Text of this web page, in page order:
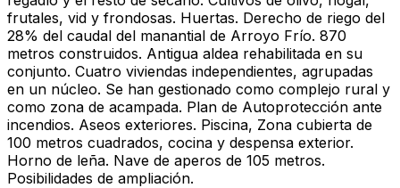
frutales, vid y frondosas. Huertas. Derecho de riego del
28% del caudal del manantial de Arroyo Frío. 870
metros construidos. Antigua aldea rehabilitada en su
conjunto. Cuatro viviendas independientes, agrupadas
en un núcleo. Se han gestionado como complejo rural y
como zona de acampada. Plan de Autoprotección ante
incendios. Aseos exteriores. Piscina, Zona cubierta de
100 metros cuadrados, cocina y despensa exterior.
Horno de leña. Nave de aperos de 105 metros.
Posibilidades de ampliación.